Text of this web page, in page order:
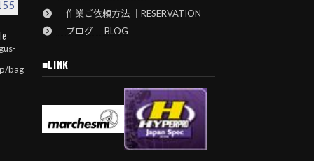
bag
作業ご依頼方法 ｜RESERVATION
ブログ ｜BLOG
■LINK